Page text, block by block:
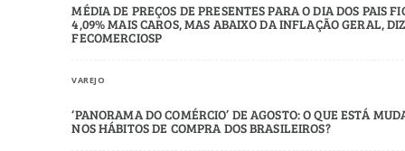
MÉDIA DE PREÇOS DE PRESENTES PARA O DIA DOS PAIS
4,09% MAIS CAROS, MAS ABAIXO DA INFLAÇÃO GERAL, DIZ
FECOMERCIOSP
VAREJO
‘PANORAMA DO COMÉRCIO’ DE AGOSTO: O QUE ESTÁ
NOS HÁBITOS DE COMPRA DOS BRASILEIROS?